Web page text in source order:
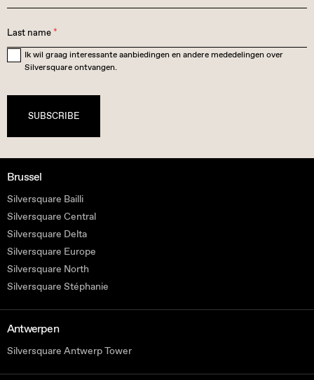
Last name*
Ik wil graag interessante aanbiedingen en andere mededelingen over
Silversquare ontvangen.
SUBSCRIBE
Brussel
Silversquare Bailli
Silversquare Central
Silversquare Delta
Silversquare Europe
Silversquare North
Silversquare Stéphanie
Antwerpen
Silversquare Antwerp Tower